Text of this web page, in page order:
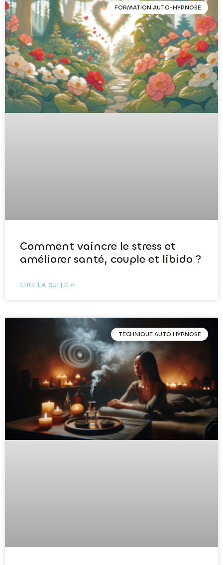
FORMATION AUTO-HYPNOSE
Comment vaincre le stress et
améliorer santé, couple et libido ?
LIRE LA SUITE »
TECHNIQUE AUTO HYPNOSE